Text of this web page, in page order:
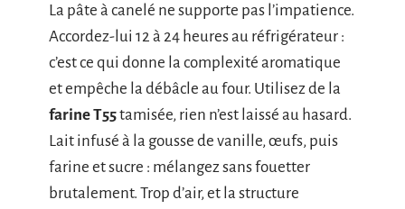
La pâte à canelé ne supporte pas l’impatience.
Accordez-lui 12 à 24 heures au réfrigérateur :
c’est ce qui donne la complexité aromatique
et empêche la débâcle au four. Utilisez de la
farine T55tamisée, rien n’est laissé au hasard.
Lait infusé à la gousse de vanille, œufs, puis
farine et sucre : mélangez sans fouetter
brutalement. Trop d’air, et la structure